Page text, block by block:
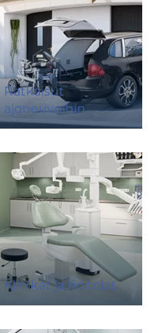
Ratkaisut
ajoneuvoihin
Klinikat ja hoitolat